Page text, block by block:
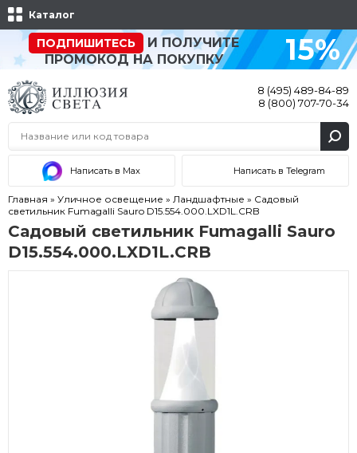
Каталог
ПОДПИШИТЕСЬ
И ПОЛУЧИТЕ
ПРОМОКОД НА ПОКУПКУ
15%
8 (495) 489-84-89
8 (800) 707-70-34
Написать в Max Написать в Telegram
Главная » Уличное освещение » Ландшафтные » Садовый
светильник Fumagalli Sauro D15.554.000.LXD1L.CRB
Садовый светильник Fumagalli Sauro
D15.554.000.LXD1L.CRB